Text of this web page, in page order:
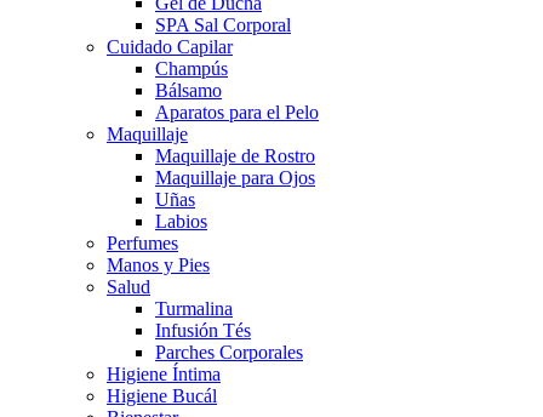
SPA Sal Corporal
Cuidado Capilar
Champús
Bálsamo
Aparatos para el Pelo
Maquillaje
Maquillaje de Rostro
Maquillaje para Ojos
Uñas
Labios
Perfumes
Manos y Pies
Salud
Turmalina
Infusión Tés
Parches Corporales
Higiene Íntima
Higiene Bucál